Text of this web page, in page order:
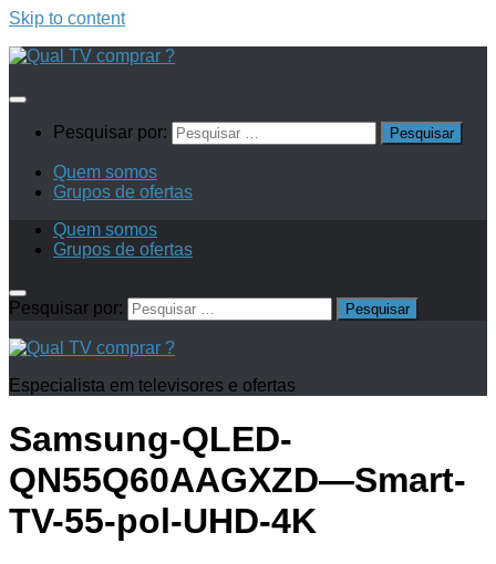
Skip to content
Pesquisar por:
Quem somos
Grupos de ofertas
Quem somos
Grupos de ofertas
Pesquisar por:
Especialista em televisores e ofertas
Samsung-QLED-
QN55Q60AAGXZD—Smart-
TV-55-pol-UHD-4K